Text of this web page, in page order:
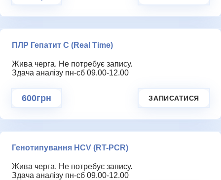
ПЛР Гепатит С (Real Time)
Жива черга. Не потребує запису.
Здача аналізу пн-сб 09.00-12.00
600грн ЗАПИСАТИСЯ
Генотипування HCV (RT-PCR)
Жива черга. Не потребує запису.
Здача аналізу пн-сб 09.00-12.00